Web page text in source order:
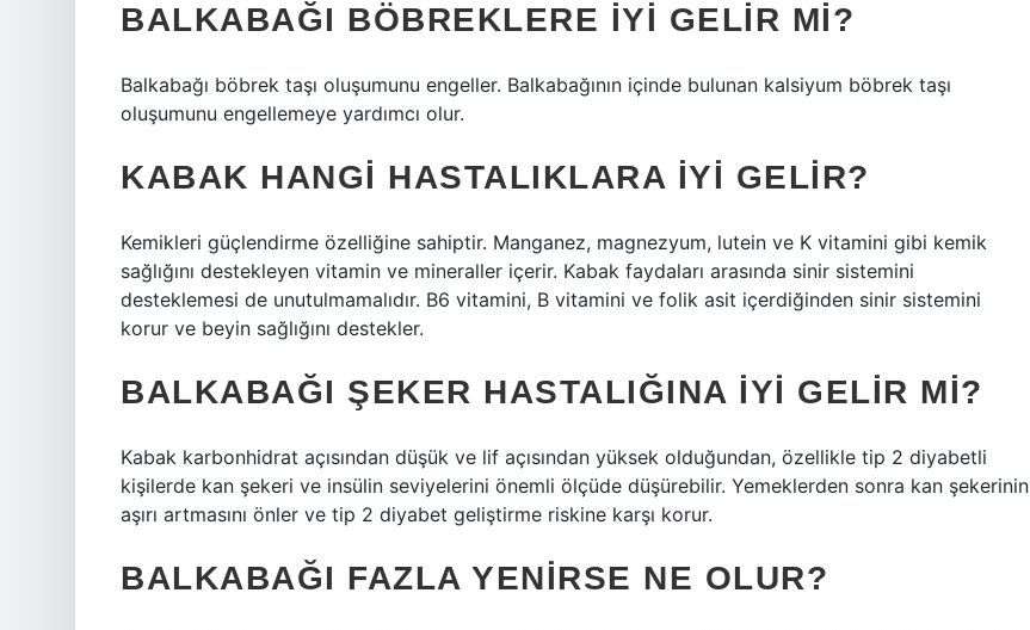
BALKABAĞI BÖBREKLERE IYI GELIR MI?
Balkabağı böbrek taşı oluşumunu engeller. Balkabağının içinde bulunan kalsiyum böbrek taşı
oluşumunu engellemeye yardımcı olur.
KABAK HANGI HASTALIKLARA IYI GELIR?
Kemikleri güçlendirme özelliğine sahiptir. Manganez, magnezyum, lutein ve K vitamini gibi kemik
sağlığını destekleyen vitamin ve mineraller içerir. Kabak faydaları arasında sinir sistemini
desteklemesi de unutulmamalıdır. B6 vitamini, B vitamini ve folik asit içerdiğinden sinir sistemini
korur ve beyin sağlığını destekler.
BALKABAĞI ŞEKER HASTALIĞINA IYI GELIR MI?
Kabak karbonhidrat açısından düşük ve lif açısından yüksek olduğundan, özellikle tip 2 diyabetli
kişilerde kan şekeri ve insülin seviyelerini önemli ölçüde düşürebilir. Yemeklerden sonra kan şekerinin
aşırı artmasını önler ve tip 2 diyabet geliştirme riskine karşı korur.
BALKABAĞI FAZLA YENIRSE NE OLUR?